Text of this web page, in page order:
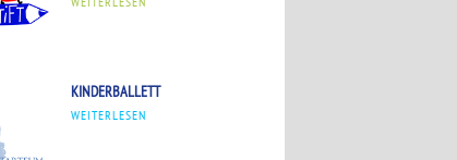
KINDERBALLETT
WEITERLESEN